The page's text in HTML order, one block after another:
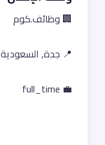
🏢 وظائف.كوم
📍 جدة, السعودية
💼 full_time